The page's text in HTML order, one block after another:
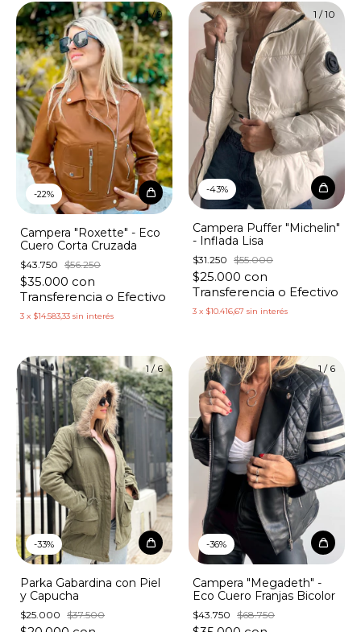
1/9
-22%
Campera "Roxette" - Eco
Cuero Corta Cruzada
$43.750 $56.250
$35.000 con
Transferencia o Efectivo
3 x $14.583,33 sin interés
1 /10
-43%
Campera Puffer "Michelin"
- Inflada Lisa
$31.250 $55.000
$25.000 con
Transferencia o Efectivo
3 x $10.416,67 sin interés
1 /6
-33%
Parka Gabardina con Piel
y Capucha
$25.000 $37.500
1 / 6
-36%
Campera "Megadeth" -
Eco Cuero Franjas Bicolor
$43.750 $68.750